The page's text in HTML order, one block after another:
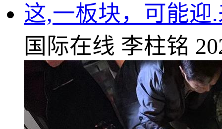
这,一板块，可能迎
国际在线 李柱铭